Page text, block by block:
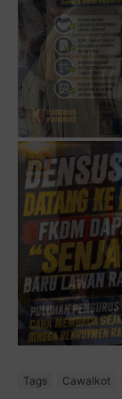
Tags Cawalkot